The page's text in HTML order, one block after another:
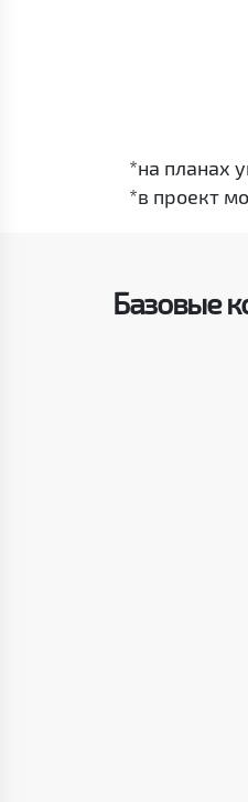
*на планах
*в проект
Базовые